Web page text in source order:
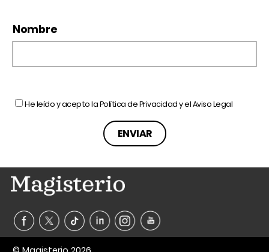
Nombre
He leído y acepto laPolítica de Privacidady elAviso Legal